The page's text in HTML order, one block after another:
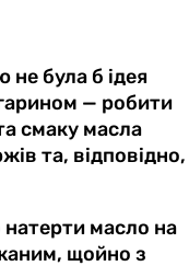
була б ідея
— робити
смаку масла
та, відповідно,
масло на
щойно з